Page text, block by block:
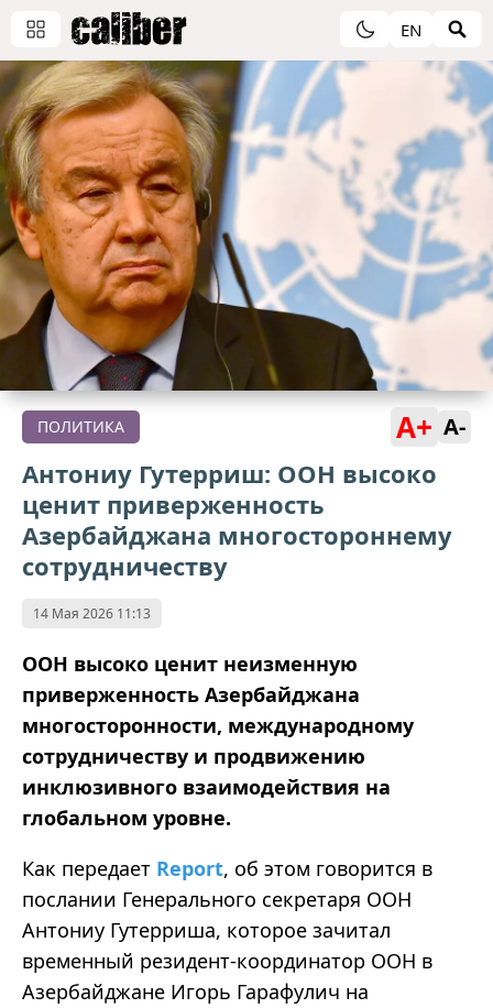
EN
ПОЛИТИКА A+ A-
Антониу Гутерриш: ООН высоко
ценит приверженность
Азербайджана многостороннему
сотрудничеству
14 Мая 2026 11:13
ООН высоко ценит неизменную
приверженность Азербайджана
многосторонности, международному
сотрудничеству и продвижению
инклюзивного взаимодействия на
глобальном уровне.
Как передает Report, об этом говорится в
послании Генерального секретаря ООН
Антониу Гутерриша, которое зачитал
временный резидент-координатор ООН в
Азербайджане Игорь Гарафулич на